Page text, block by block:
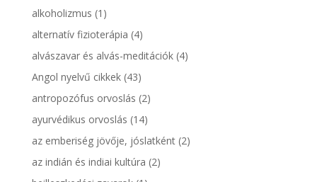
alkoholizmus (1)
alternatív fizioterápia (4)
alvászavar és alvás-meditációk(4)
Angol nyelvű cikkek(43)
antropozófus orvoslás (2)
ayurvédikus orvoslás (14)
az emberiség jövője, jóslatként(2)
az indián és indiai kultúra (2)